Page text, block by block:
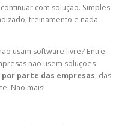
com solução. Simples
treinamento e nada
usam software livre? Entre
não usem soluções
por parte das empresas, das
Não mais!